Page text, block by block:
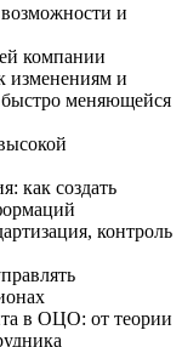
и
компании
изменениям и
меняющейся
как создать
контроль
в ОЦО: от теории